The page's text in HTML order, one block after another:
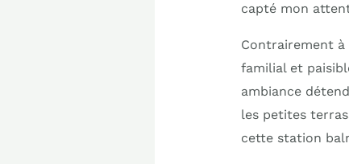
capté mon
Contrairement à
familial et
ambiance
les petites
cette station